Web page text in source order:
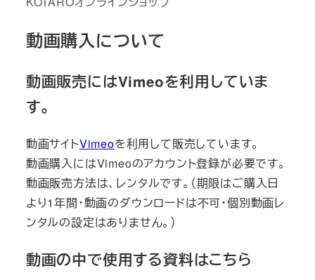
動画購入について
動画販売にはVimeoを利用していま
す。
動画サイトVimeoを利用して販売しています。
動画購入にはVimeoのアカウント登録が必要です。
動画販売方法は、レンタルです。（期限はご購入日
より1年間・動画のダウンロードは不可・個別動画レ
ンタルの設定はありません。）
動画の中で使用する資料はこちら